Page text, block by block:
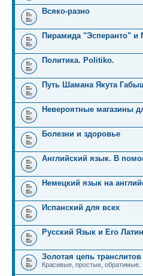
Всяко-разно
Пирамида "Эсперанто" и
Политика. Politiko.
Путь Шамана Якута
Невероятные магазины
Болезни и здоровье
Английский язык. В
Немецкий язык на
Испанский для всех
Русский Язык и Его
Золотая цепь
Красивые, простые, обратимые.